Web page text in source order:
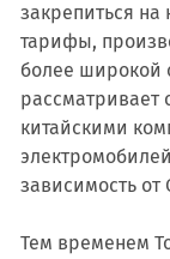
закрепиться на
тарифы,
более широкой
рассматривает
китайскими
зависимость от
Тем временем